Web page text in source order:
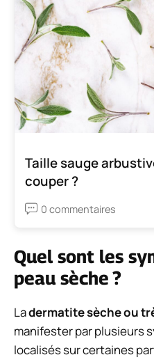
Taille sauge
couper ?
0 commentaires
Quel sont les
peau sèche ?
Ladermatite sèche ou
manifester par plusieurs
localisés sur certaines